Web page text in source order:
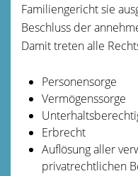
Familiengericht sie
Beschluss der
Damit treten alle
Personensorge
Vermögenssorge
Erbrecht
Auflösung aller
privatrechtlichen